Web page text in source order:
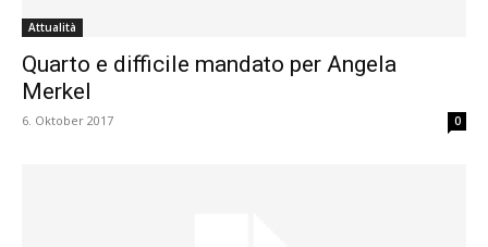
Attualità
Quarto e difficile mandato per Angela
Merkel
6. Oktober 2017 0